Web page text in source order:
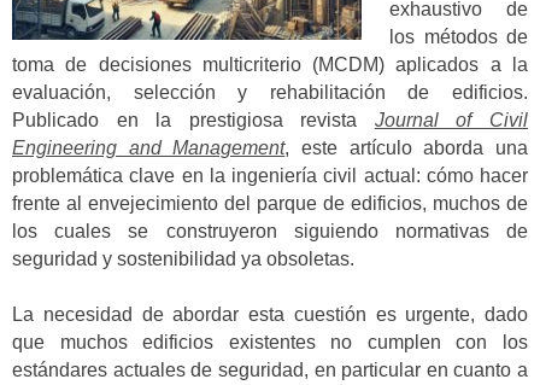
exhaustivo de
los métodos de
toma de decisiones multicriterio (MCDM) aplicados a la
evaluación, selección y rehabilitación de edificios.
Publicado en la prestigiosa revista Journal of Civil
Engineering and Management, este artículo aborda una
problemática clave en la ingeniería civil actual: cómo hacer
frente al envejecimiento del parque de edificios, muchos de
los cuales se construyeron siguiendo normativas de
seguridad y sostenibilidad ya obsoletas.
La necesidad de abordar esta cuestión es urgente, dado
que muchos edificios existentes no cumplen con los
estándares actuales de seguridad, en particular en cuanto a